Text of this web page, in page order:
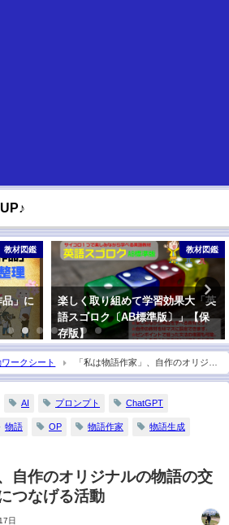
教材図鑑
「英
【保
ALT関連
私は新聞記者（初級編）
2019年9月18日
ークシート
「私は物語作家」、自作のオリジナ
つなげる活動
AI プロンプト ChatGPT
物語 OP 物語作家 物語生成
自作のオリジナルの物語の交
つなげる活動
日